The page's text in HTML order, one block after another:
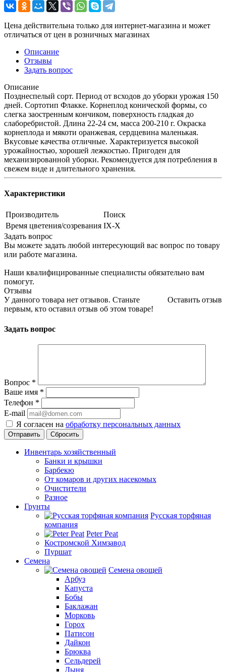
Цена действительна только для интернет-магазина и может
отличаться от цен в розничных магазинах
Описание
Отзывы
Задать вопрос
Описание
Позднеспелый сорт. Период от всходов до уборки урожая 150
дней. Сортотип Флакке. Корнеплод конической формы, со
слегка заостренным кончиком, поверхность гладкая до
слаборебристой. Длина 22-24 см, масса 200-210 г. Окраска
корнеплода и мякоти оранжевая, сердцевина маленькая.
Вкусовые качества отличные. Характеризуется высокой
урожайностью, хорошей лежкостью. Пригоден для
механизированной уборки. Рекомендуется для потребления в
свежем виде и длительного хранения.
Характеристики
Производитель
Поиск
Время цветения/созревания IX-X
Задать вопрос
Вы можете задать любой интересующий вас вопрос по товару
или работе магазина.
Наши квалифицированные специалисты обязательно вам
помогут.
Отзывы
Оставить отзыв
У данного товара нет отзывов. Станьте
первым, кто оставил отзыв об этом товаре!
Задать вопрос
Вопрос *
Ваше имя *
Телефон *
E-mail
Я согласен на обработку персональных данных
Сбросить
Инвентарь хозяйственный
Банки и крышки
Барбекю
От комаров и других насекомых
Очистители
Разное
Грунты
Русская торфяная
компания
Peter Peat
Костромской Химзавод
Пуршат
Семена
Семена овощей
Арбуз
Капуста
Бобы
Баклажан
Морковь
Горох
Патисон
Дайкон
Брюква
Сельдерей
Дыня